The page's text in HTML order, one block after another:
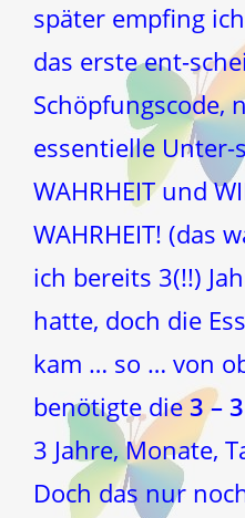
später empfing
das erste ent-
Schöpfungscode,
essentielle Unter-
WAHRHEIT und
WAHRHEIT! (das
ich bereits 3(!!)
hatte, doch die
kam … so … von
benötigte die3 –
3 Jahre, Monate,
Doch das nur